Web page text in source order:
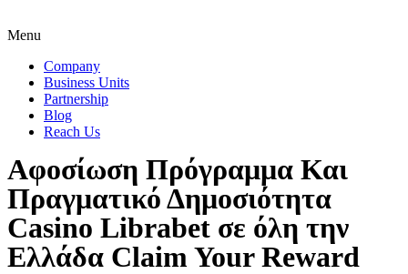
Menu
Company
Business Units
Partnership
Blog
Reach Us
Αφοσίωση Πρόγραμμα Και
Πραγματικό Δημοσιότητα
Casino Librabet σε όλη την
Ελλάδα Claim Your Reward